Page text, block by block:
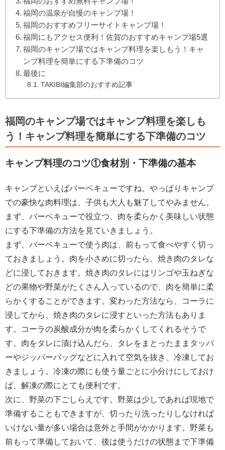
福岡の温泉が自慢のキャンプ場！
福岡のおすすめフリーサイトキャンプ場！
福岡にもアクセス便利！佐賀のおすすめキャンプ場5選
福岡のキャンプ場ではキャンプ料理を楽しもう！キャ
ンプ料理を簡単にする下準備のコツ
最後に
TAKIBI編集部のおすすめ記事
福岡のキャンプ場ではキャンプ料理を楽しも
う！キャンプ料理を簡単にする下準備のコツ
キャンプ料理のコツ①食材別・下準備の基本
キャンプといえばバーベキューですね。やっぱりキャンプ
での豪快な肉料理は、子供も大人も魅了してやみません。
まず、バーベキューで役立つ、肉を柔らかく美味しい状態
にする下準備の方法を見ていきましょう。
まず、バーベキューで使う肉は、前もって食べやすく切っ
ておきましょう。肉を小さめに切ったら、焼き肉のタレな
どに浸しておきます。焼き肉のタレにはリンゴや玉ねぎな
どの果物や野菜がたくさん入っているので、肉を簡単に柔
らかくすることができます。変わった方法なら、コーラに
浸してから、焼き肉のタレに浸すといった方法もありま
す。コーラの炭酸成分が肉を柔らかくしてくれるそうで
す。肉をタレに漬け込んだら、タレをまとったままタッパ
ーやジッパーバッグなどに入れて空気を抜き、冷凍してお
きましょう。冷凍の際にも使う量ごとに小分けにしておけ
ば、解凍の際にとても便利です。
次に、野菜の下ごしらえです。野菜は少しであれば現地で
準備することもできますが、切ったり洗ったりしなければ
いけない量が多い場合は意外と手間がかかります。野菜も
前もって準備しておいて、後は使うだけの状態まで下準備